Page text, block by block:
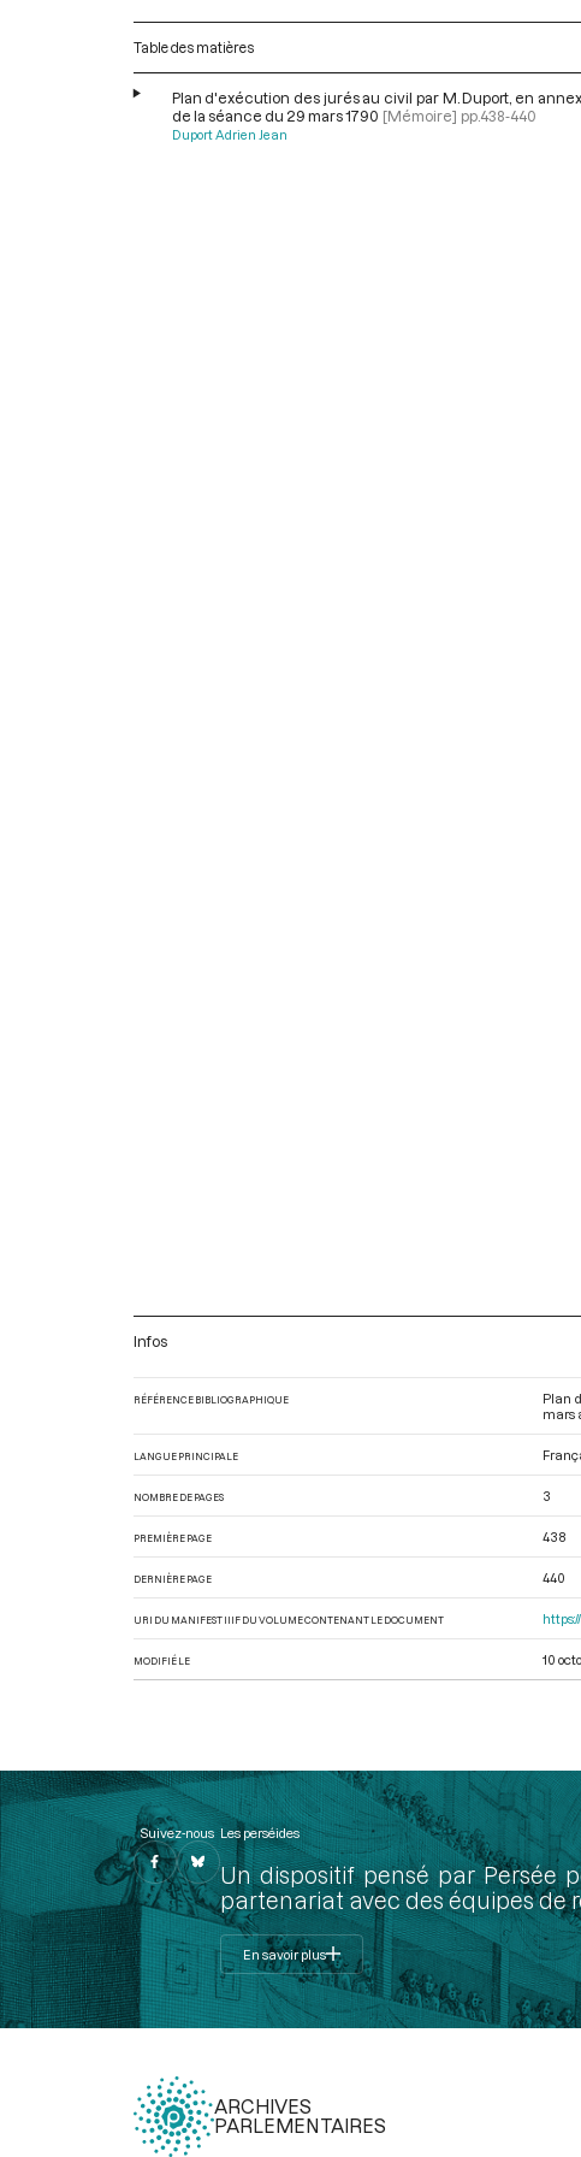
Table des matières
Plan d'exécution des jurés au civil par M. Duport, en
de la séance du 29 mars 1790 [Mémoire] pp.438-440
Duport Adrien Jean
Infos
RÉFÉRENCE BIBLIOGRAPHIQUE
Plan
mars
LANGUE PRINCIPALE
NOMBRE DE PAGES 3
PREMIÈRE PAGE 438
DERNIÈRE PAGE 440
URI DU MANIFEST IIIF DU VOLUME CONTENANT LE DOCUMENT
MODIFIÉ LE 10
Suivez-nous Les perséides
Un dispositif pensé par Persée
partenariat avec des équipes de
En savoir plus
ARCHIVES
PARLEMENTAIRES